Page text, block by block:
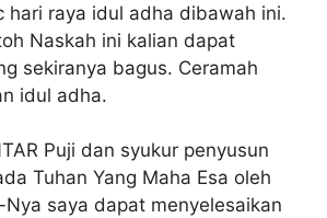
hari raya idul adha dibawah ini.
Naskah ini kalian dapat
sekiranya bagus. Ceramah
idul adha.
Puji dan syukur penyusun
Tuhan Yang Maha Esa oleh
saya dapat menyelesaikan